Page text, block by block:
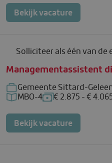
Bekijk vacature
Solliciteer als één van de
Managementassistent
Bedrijf: Gemeente Sittard-
Gemeente Sittard-
Functieniveau: MBO-4
MBO-4Salaris: € 2.875 -
€ 2.875 - €
Bekijk vacature